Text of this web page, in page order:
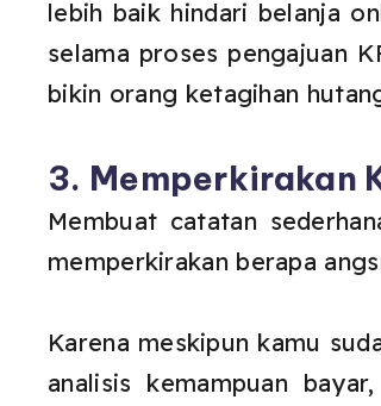
lebih baik hindari belanja
selama proses pengajuan
bikin orang ketagihan
3. Memperkirakan
Membuat catatan
memperkirakan berapa
Karena meskipun kamu
analisis kemampuan